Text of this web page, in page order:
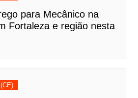
para Mecânico na
Fortaleza e região nesta